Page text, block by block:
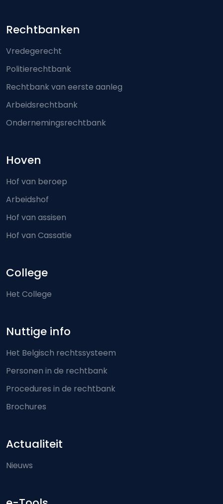
Footer-menu
Rechtbanken
Vredegerecht
Politierechtbank
Rechtbank van eerste aanleg
Arbeidsrechtbank
Ondernemingsrechtbank
Hoven
Hof van beroep
Arbeidshof
Hof van assisen
Hof van Cassatie
College
Het College
Nuttige info
Het Belgisch rechtssysteem
Personen in de rechtbank
Procedures in de rechtbank
Brochures
Actualiteit
Nieuws